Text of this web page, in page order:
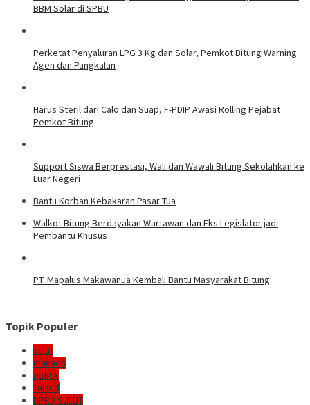
BBM Solar di SPBU
Perketat Penyaluran LPG 3 Kg dan Solar, Pemkot Bitung Warning
Agen dan Pangkalan
Harus Steril dari Calo dan Suap, F-PDIP Awasi Rolling Pejabat
Pemkot Bitung
Support Siswa Berprestasi, Wali dan Wawali Bitung Sekolahkan ke
Luar Negeri
Bantu Korban Kebakaran Pasar Tua
Walkot Bitung Berdayakan Wartawan dan Eks Legislator jadi
Pembantu Khusus
PT. Mapalus Makawanua Kembali Bantu Masyarakat Bitung
Topik Populer
sulut
manado
politik
Talaud
DPRD SULUT